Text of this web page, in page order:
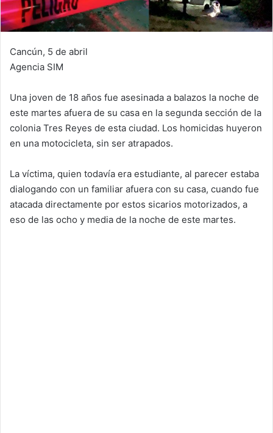
Cancún, 5 de abril
Agencia SIM
Una joven de 18 años fue asesinada a balazos la noche de
este martes afuera de su casa en la segunda sección de la
colonia Tres Reyes de esta ciudad. Los homicidas huyeron
en una motocicleta, sin ser atrapados.
La víctima, quien todavía era estudiante, al parecer estaba
dialogando con un familiar afuera con su casa, cuando fue
atacada directamente por estos sicarios motorizados, a
eso de las ocho y media de la noche de este martes.